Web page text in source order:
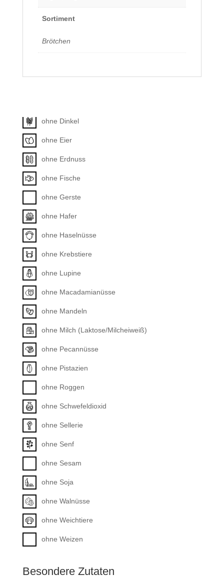
Sortiment
Brötchen
ohne Dinkel
ohne Eier
ohne Erdnuss
ohne Fische
ohne Gerste
ohne Hafer
ohne Haselnüsse
ohne Krebstiere
ohne Lupine
ohne Macadamianüsse
ohne Mandeln
ohne Milch (Laktose/Milcheiweiß)
ohne Pecannüsse
ohne Pistazien
ohne Roggen
ohne Schwefeldioxid
ohne Sellerie
ohne Senf
ohne Sesam
ohne Soja
ohne Walnüsse
ohne Weichtiere
ohne Weizen
Besondere Zutaten